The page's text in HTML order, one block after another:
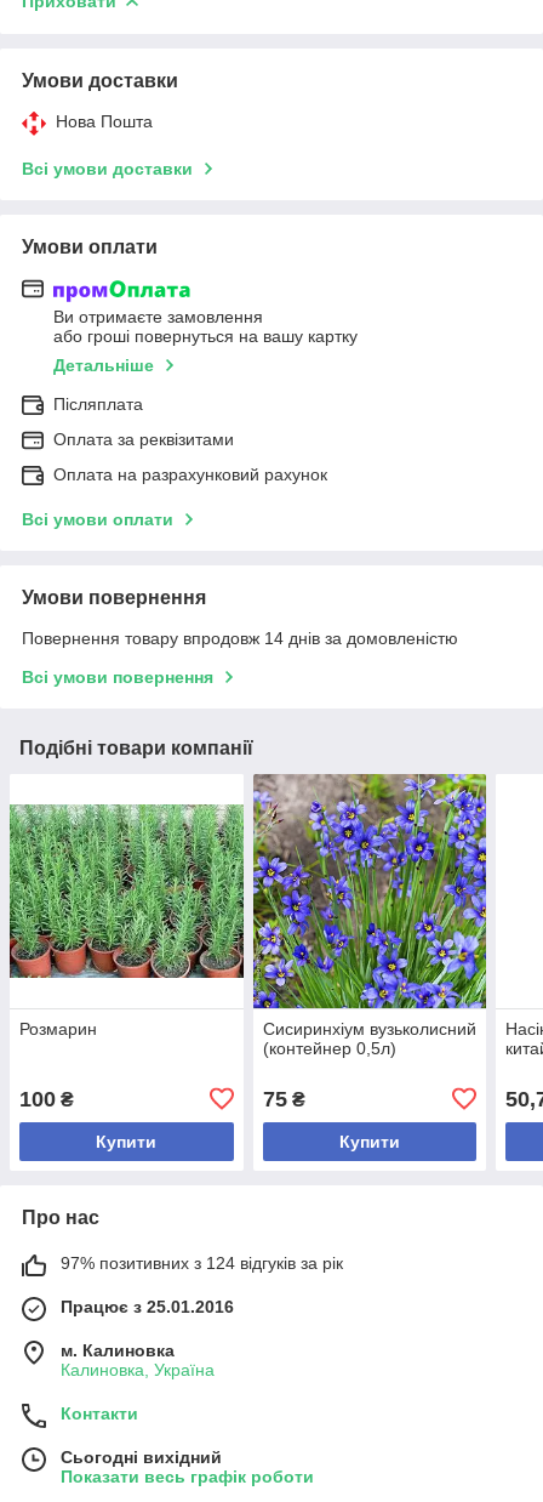
Умови доставки
Нова Пошта
Всі умови доставки
Умови оплати
Ви отримаєте замовлення
або гроші повернуться на вашу картку
Детальніше
Післяплата
Оплата за реквізитами
Оплата на разрахунковий рахунок
Всі умови оплати
Умови повернення
Повернення товару впродовж 14 днів за домовленістю
Всі умови повернення
Подібні товари компанії
Розмарин
100 ₴
Купити
Сисиринхіум вузьколисний
(контейнер 0,5л)
75₴
Купити
Про нас
97% позитивних з 124 відгуків за рік
Працює з 25.01.2016
м. Калиновка
Калиновка, Україна
Контакти
Сьогодні вихідний
Показати весь графік роботи